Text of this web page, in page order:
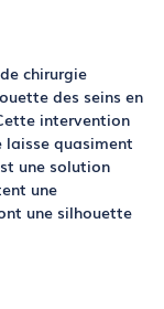
chirurgie
des seins en
intervention
laisse quasiment
une solution
une
une silhouette